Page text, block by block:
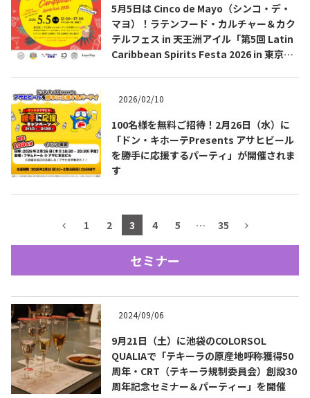
メキシコ料理 Cuisines of Mexico
メキシコ旅行 Travel of Mexico
メキシコの記念日
トピックス一覧
お問合せ バー＆レストラン
Tequila Journal SNS 在日メキシコ大使館 SNS
5月5日は Cinco de Mayo（シンコ・デ・
マヨ）！ラテンフード・カルチャー＆カク
テルフェス in 天王洲アイル「第5回 Latin
Caribbean Spirits Festa 2026 in 東京」
2026/02/10
100名様を無料ご招待！2月26日（水）に
「ドン・キホーテPresents アサヒビール
を勝手に応援するパーティ」が開催されま
す
1 2 3 4 5 … 35
セミナー
2024/09/06
9月21日（土）に池袋のCOLORSOL
QUALIAで「テキーラの原産地呼称獲得50
周年・CRT（テキーラ規制委員会）創設30
周年記念セミナー＆パーティー」を開催